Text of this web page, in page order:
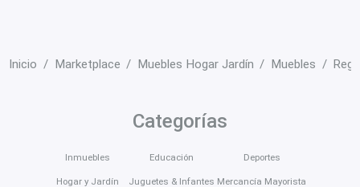
Inicio Marketplace Muebles Hogar Jardín Muebles
Categorías
Inmuebles
Hogar y Jardín
Educación
Juguetes & Infantes
Deportes
Mercancía Mayorista